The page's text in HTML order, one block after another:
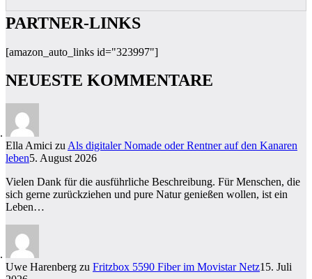
PARTNER-LINKS
[amazon_auto_links id="323997"]
NEUESTE KOMMENTARE
Ella Amici zu Als digitaler Nomade oder Rentner auf den Kanaren
leben5. August 2026
Vielen Dank für die ausführliche Beschreibung. Für Menschen, die
sich gerne zurückziehen und pure Natur genießen wollen, ist ein
Leben…
Uwe Harenberg zu Fritzbox 5590 Fiber im Movistar Netz15. Juli